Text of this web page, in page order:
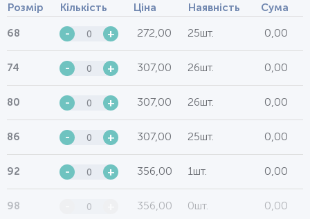
Розмір Кількість Ціна Наявність Сума
68 - + 272,00 25шт. 0,00
74 - + 307,00 26шт. 0,00
80 - + 307,00 26шт. 0,00
86 - + 307,00 25шт. 0,00
92 - + 356,00 1шт. 0,00
98 356,00 0шт. 0,00